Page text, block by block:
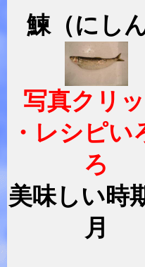
鰊（にしん
写真クリ
・レシピい
ろ
美味しい時
月